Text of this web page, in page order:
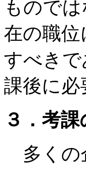
もので
在の職
すべき
課後に
３．考
多く